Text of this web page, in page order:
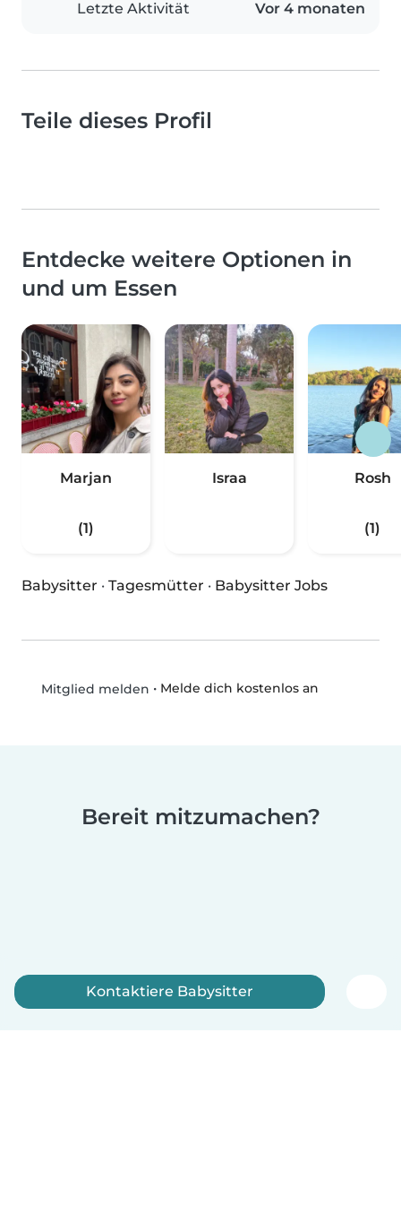
Letzte Aktivität Vor 4 monaten
Teile dieses Profil
Entdecke weitere Optionen in
und um Essen
Marjan
(1)
Israa Rosh
(1)
Babysitter · Tagesmütter · Babysitter Jobs
Mitglied melden • Melde dich kostenlos an
Bereit mitzumachen?
Kontaktiere Babysitter